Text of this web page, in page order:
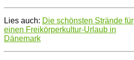
Lies auch: Die schönsten Strände für
einen Freikörperkultur-Urlaub in
Dänemark